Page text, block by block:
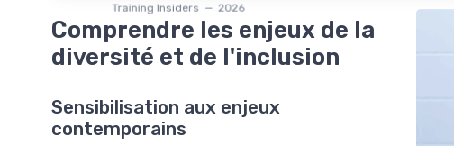
Training Insiders — 2026
Comprendre les enjeux de la
diversité et de l'inclusion
Sensibilisation aux enjeux
contemporains